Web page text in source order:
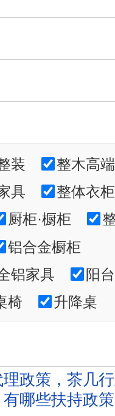
装
整木高
具
整体衣
厨柜·橱柜
铝合金橱柜
铝家具
阳
椅 升降桌